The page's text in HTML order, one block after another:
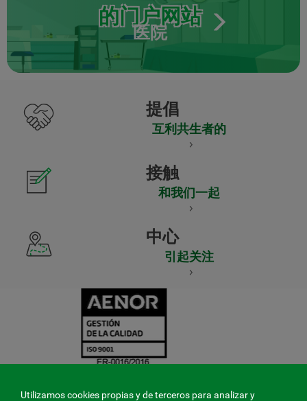
的门户网站
医院
提倡
互利共生者的
接触
和我们一起
中心
引起关注
Utilizamos cookies propias y de terceros para analizar y